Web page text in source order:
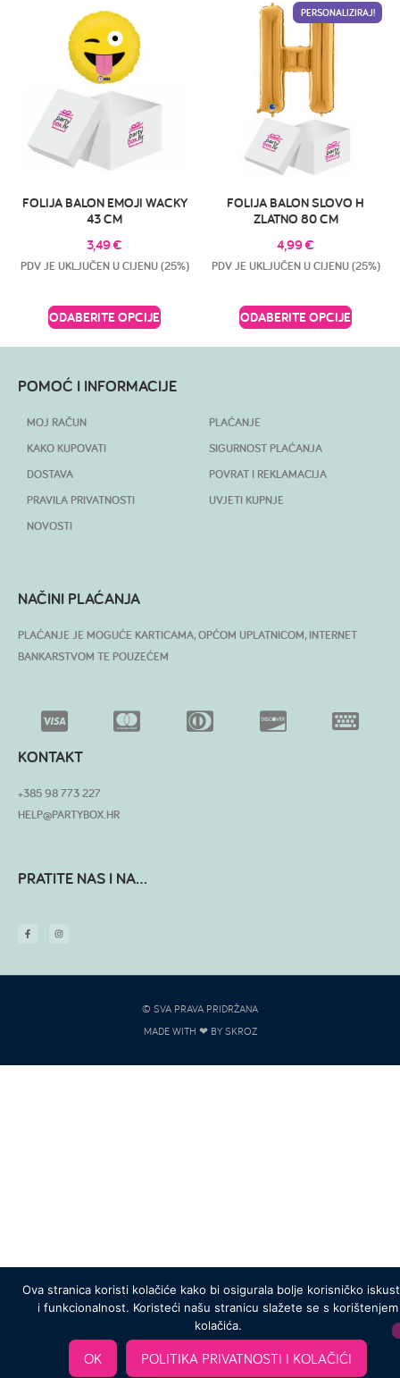
FOLIJA BALON EMOJI WACKY
43 CM
3,49€
PDV JE UKLJUČEN U CIJENU (25%)
ODABERITE OPCIJE
PERSONALIZIRAJ!
FOLIJA BALON SLOVO H
ZLATNO 80 CM
4,99€
PDV JE UKLJUČEN U CIJENU (25%)
ODABERITE OPCIJE
POMOĆ I INFORMACIJE
MOJ RAČUN
KAKO KUPOVATI
DOSTAVA
PRAVILA PRIVATNOSTI
NOVOSTI
PLAĆANJE
SIGURNOST PLAĆANJA
POVRAT I REKLAMACIJA
UVJETI KUPNJE
NAČINI PLAĆANJA
PLAĆANJE JE MOGUĆE KARTICAMA, OPĆOM UPLATNICOM, INTERNET
BANKARSTVOM TE POUZEĆEM
KONTAKT
+385 98 773 227
HELP@PARTYBOX.HR
PRATITE NAS I NA...
© SVA PRAVA PRIDRŽANA
MADE WITH ❤ BY SKROZ
Ova stranica koristi kolačiće kako bi osigurala bolje korisničko
i funkcionalnost. Koristeći našu stranicu slažete se s korištenjem
kolačića.
OK POLITIKA PRIVATNOSTI I KOLAČIĆI